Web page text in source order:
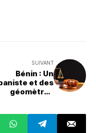
SUIVANT
Bénin : Un
et des
géomètres
Agblangandan